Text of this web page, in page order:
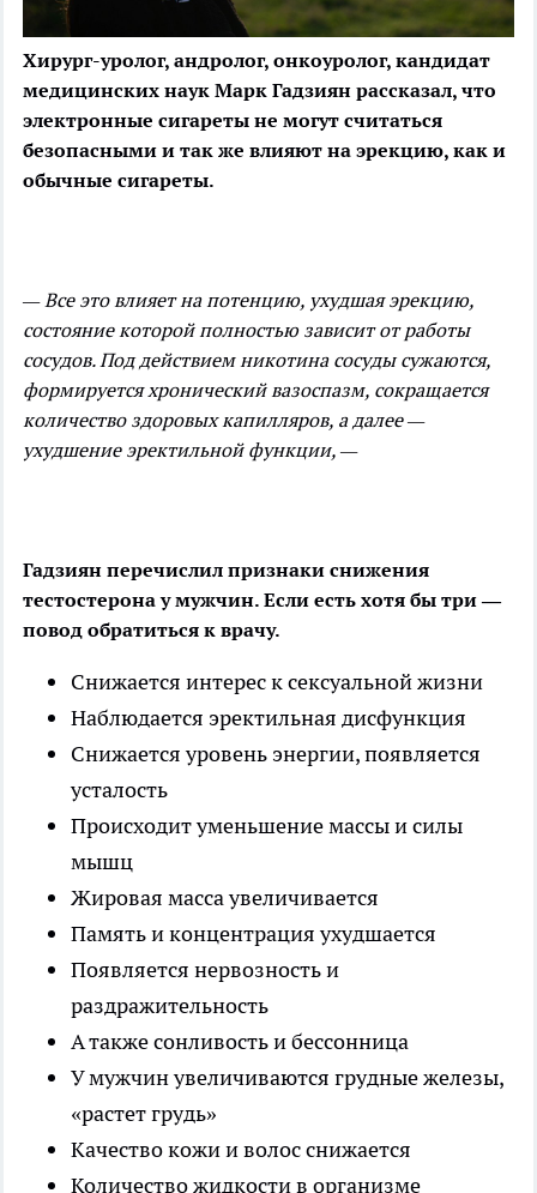
Хирург-уролог, андролог, онкоуролог, кандидат
медицинских наук Марк Гадзиян рассказал, что
электронные сигареты не могут считаться
безопасными и так же влияют на эрекцию, как и
обычные сигареты.
— Все это влияет на потенцию, ухудшая эрекцию,
состояние которой полностью зависит от работы
сосудов. Под действием никотина сосуды сужаются,
формируется хронический вазоспазм, сокращается
количество здоровых капилляров, а далее —
ухудшение эректильной функции, —
Гадзиян перечислил признаки снижения
тестостерона у мужчин. Если есть хотя бы три —
повод обратиться к врачу.
Снижается интерес к сексуальной жизни
Наблюдается эректильная дисфункция
Снижается уровень энергии, появляется
усталость
Происходит уменьшение массы и силы
мышц
Жировая масса увеличивается
Память и концентрация ухудшается
Появляется нервозность и
раздражительность
А также сонливость и бессонница
У мужчин увеличиваются грудные железы,
«растет грудь»
Качество кожи и волос снижается
Количество жидкости в организме